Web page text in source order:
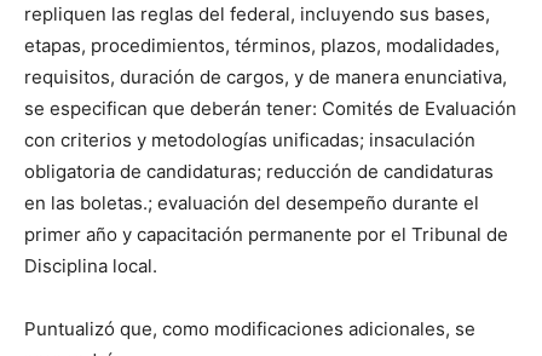
repliquen las reglas del federal, incluyendo sus bases,
etapas, procedimientos, términos, plazos, modalidades,
requisitos, duración de cargos, y de manera enunciativa,
se especifican que deberán tener: Comités de Evaluación
con criterios y metodologías unificadas; insaculación
obligatoria de candidaturas; reducción de candidaturas
en las boletas.; evaluación del desempeño durante el
primer año y capacitación permanente por el Tribunal de
Disciplina local.
Puntualizó que, como modificaciones adicionales, se